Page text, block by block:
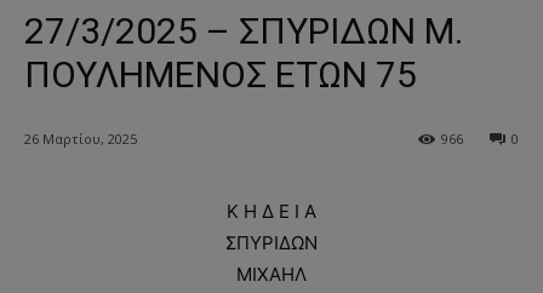
27/3/2025 – ΣΠΥΡΙΔΩΝ Μ.
ΠΟΥΛΗΜΕΝΟΣ ΕΤΩΝ 75
26 Μαρτίου, 2025 0
966
Κ Η Δ Ε Ι Α
ΣΠΥΡΙΔΩΝ
ΜΙΧΑΗΛ